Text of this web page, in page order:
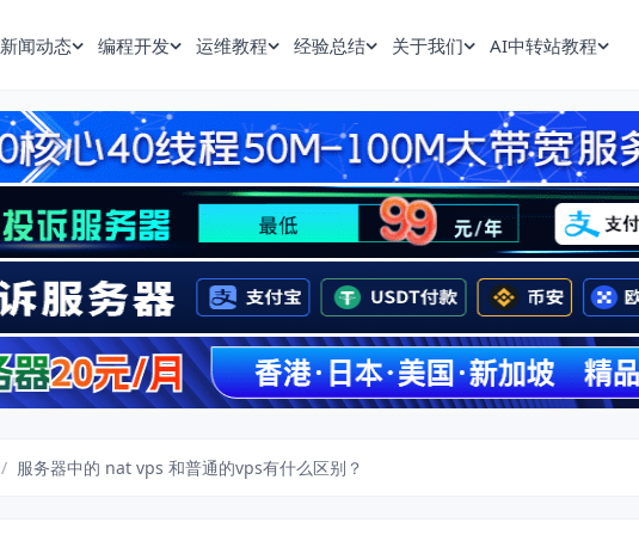
新闻动态 编程开发 运维教程 经验总结 关于我们 AI中转站教程
/ 服务器中的 nat vps 和普通的vps有什么区别？